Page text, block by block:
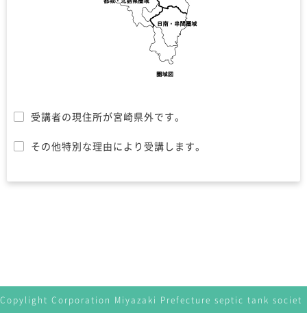
受講者の現住所が宮崎県外です。
その他特別な理由により受講します。
Copylight Corporation Miyazaki Prefecture septic tank societ